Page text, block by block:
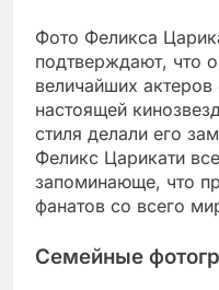
Фото Феликса
подтверждают, что
величайших
настоящей
стиля делали его
Феликс Царикати
запоминающе, что
фанатов со всего
Семейные